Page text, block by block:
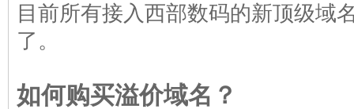
目前所有接入西部数码的新顶级域
了。
如何购买溢价域名？